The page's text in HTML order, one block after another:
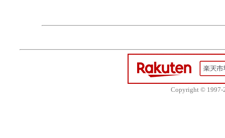
Copyright © 1997-